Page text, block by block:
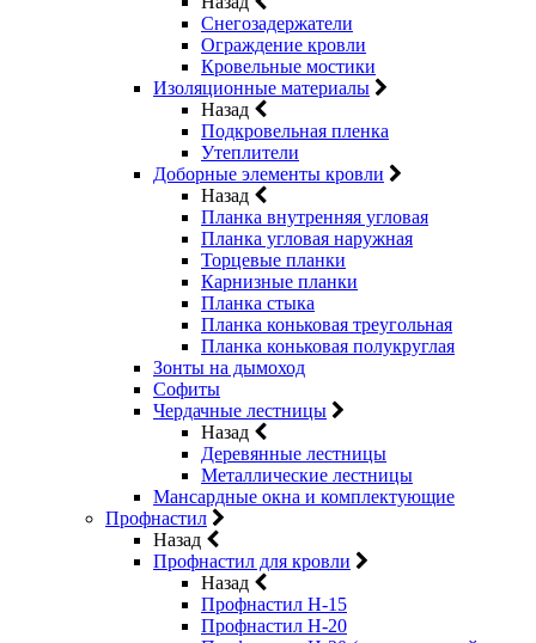
Снегозадержатели
Ограждение кровли
Кровельные мостики
Изоляционные материалы
Назад
Подкровельная пленка
Утеплители
Доборные элементы кровли
Назад
Планка внутренняя угловая
Планка угловая наружная
Торцевые планки
Карнизные планки
Планка стыка
Планка коньковая треугольная
Планка коньковая полукруглая
Зонты на дымоход
Софиты
Чердачные лестницы
Назад
Деревянные лестницы
Металлические лестницы
Мансардные окна и комплектующие
Профнастил
Назад
Профнастил для кровли
Назад
Профнастил Н-15
Профнастил Н-20